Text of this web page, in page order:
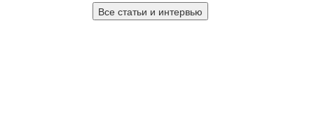
Все статьи и интервью